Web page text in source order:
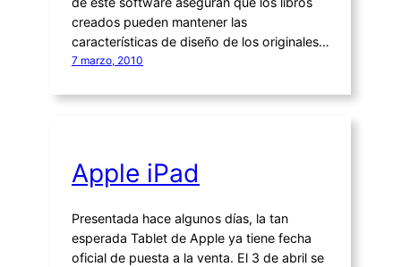
creados pueden mantener las
características de diseño de los originales…
7 marzo, 2010
Apple iPad
Presentada hace algunos días, la tan
esperada Tablet de Apple ya tiene fecha
oficial de puesta a la venta. El 3 de abril se